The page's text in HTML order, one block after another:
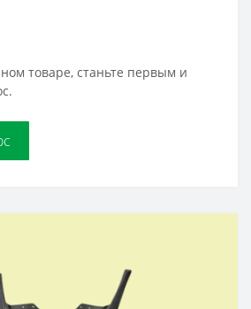
товаре, станьте первым и